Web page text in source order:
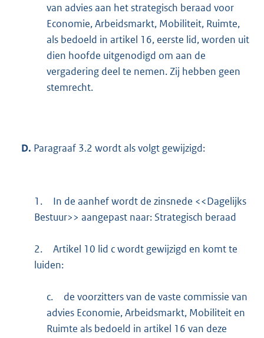
van advies aan het strategisch beraad voor
Economie, Arbeidsmarkt, Mobiliteit, Ruimte,
als bedoeld in artikel 16, eerste lid, worden uit
dien hoofde uitgenodigd om aan de
vergadering deel te nemen. Zij hebben geen
stemrecht.
D. Paragraaf 3.2 wordt als volgt gewijzigd:
1.
In de aanhef wordt de zinsnede <<Dagelijks
Bestuur>> aangepast naar: Strategisch beraad
2.
Artikel 10 lid c wordt gewijzigd en komt te
luiden:
c.
de voorzitters van de vaste commissie van
advies Economie, Arbeidsmarkt, Mobiliteit en
Ruimte als bedoeld in artikel 16 van deze